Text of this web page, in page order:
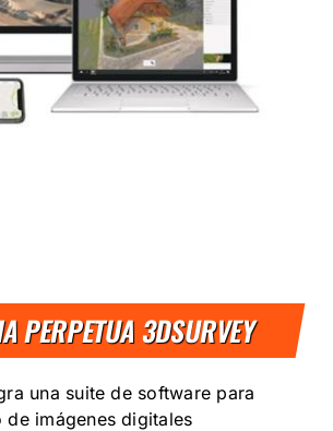
PERPETUA 3DSURVEY
una suite de software para
de imágenes digitales